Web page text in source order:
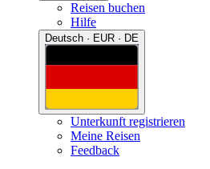
Reisen buchen
Hilfe
Deutsch · EUR · DE
Unterkunft registrieren
Meine Reisen
Feedback